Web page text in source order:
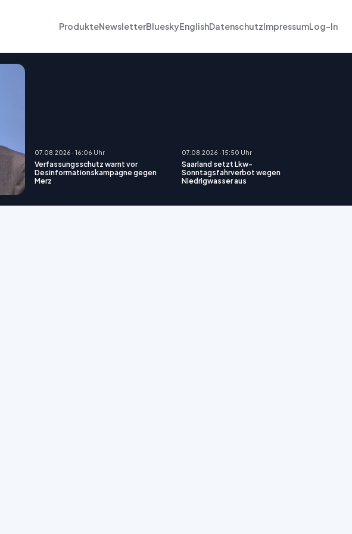
ProdukteNewsletterBlueskyEnglishDatenschutzImpressumLog-In
07.08.2026 · 16:06 Uhr
Verfassungsschutz warnt vor
Desinformationskampagne gegen
Merz
07.08.2026 · 15:50 Uhr
Saarland setzt Lkw-
Sonntagsfahrverbot wegen
Niedrigwasser aus